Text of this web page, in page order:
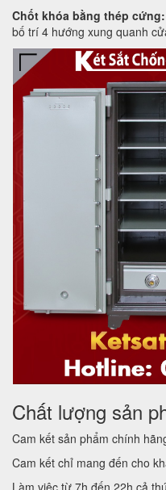
Chốt khóa bằng thép cứng:
bố trí 4 hướng xung quanh
Chất lượng sản
Cam kết sản phẩm chính
Cam kết chỉ mang đến cho
Làm việc từ 7h đến 22h cả